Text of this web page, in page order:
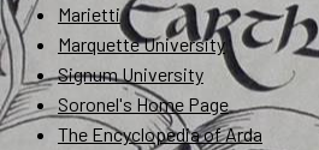
Marietti
Marquette University
Signum University
Soronel's Home Page
The Encyclopedia of Arda